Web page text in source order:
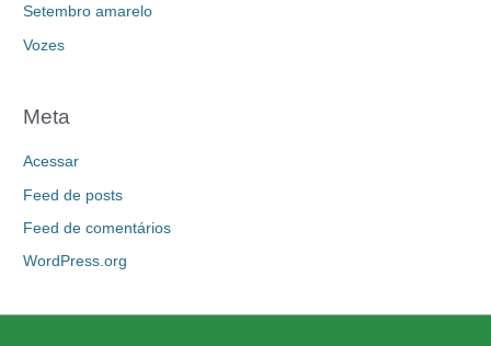
Setembro amarelo
Vozes
Meta
Acessar
Feed de posts
Feed de comentários
WordPress.org